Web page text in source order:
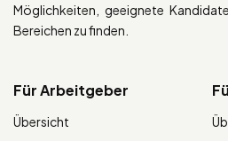
Möglichkeiten, geeignete
Bereichen zu finden.
Für Arbeitgeber
Übersicht